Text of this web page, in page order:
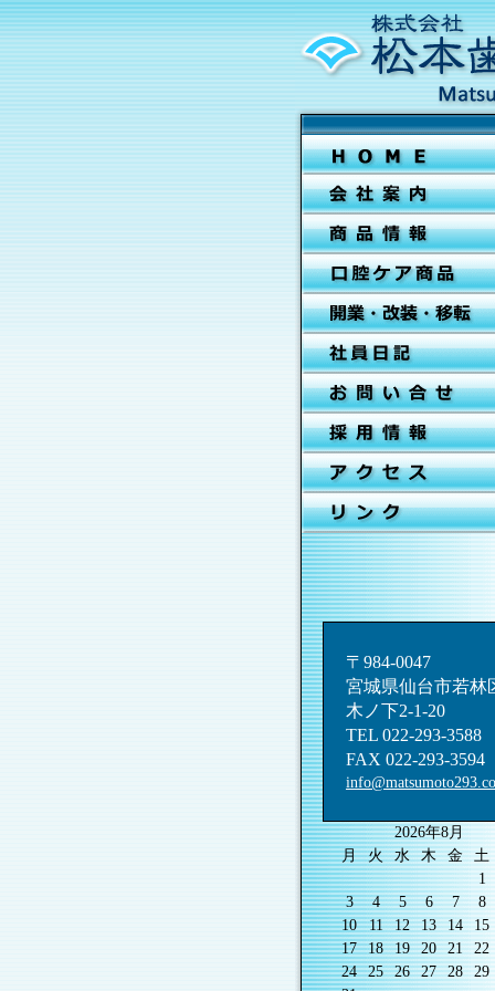
〒984-0047
宮城県仙台市若林
木ノ下2-1-20
TEL 022-293-3588
FAX 022-293-3594
2026年8月
月
火 水 木 金 土
1
3
4 5 6 7 8
10
11 12 13 14 15
17
18 19 20 21 22
24
25 26 27 28 29